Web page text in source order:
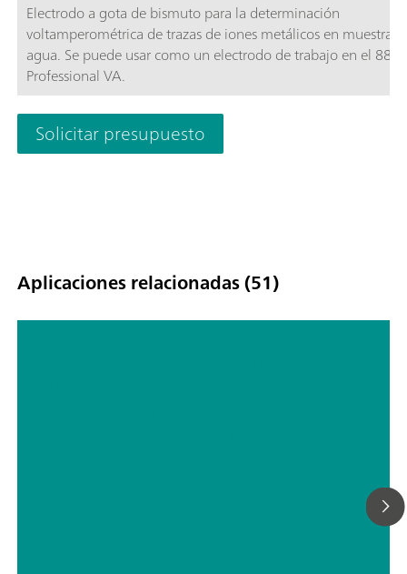
Electrodo a gota de bismuto para la determinación
voltamperométrica de trazas de iones metálicos en muestras
agua. Se puede usar como un electrodo de trabajo en el 884
Professional VA.
Solicitar presupuesto
Aplicaciones relacionadas (51)